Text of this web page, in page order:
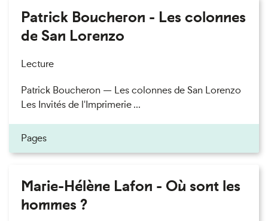
Patrick Boucheron - Les colonnes
de San Lorenzo
Lecture
Patrick Boucheron — Les colonnes de San Lorenzo
Les Invités de l'Imprimerie ...
Pages
Marie-Hélène Lafon - Où sont les
hommes ?